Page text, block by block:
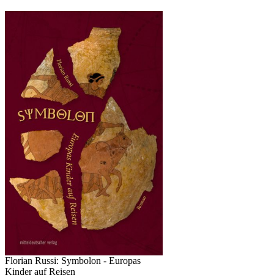
Florian Russi: Symbolon - Europas
Kinder auf Reisen